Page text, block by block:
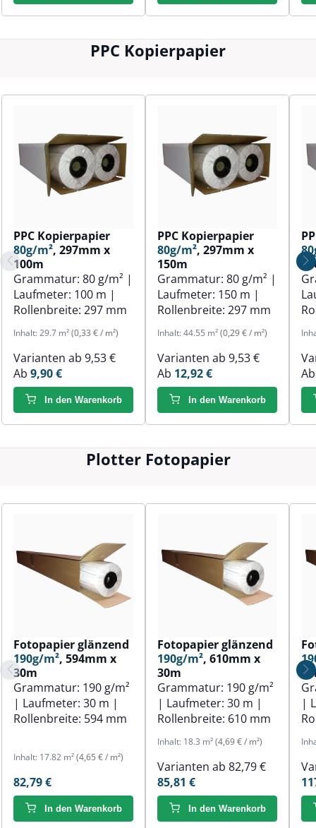
PPC Kopierpapier
PPC Kopierpapier
80g/m², 297mm x
100m
Grammatur: 80 g/m² |
Laufmeter: 100 m |
Rollenbreite: 297 mm
Inhalt: 29.7 m²(0,33 € / m²)
Varianten ab 9,53 €
Ab 9,90 €
In den Warenkorb
PPC Kopierpapier
80g/m², 297mm x
150m
Grammatur: 80 g/m² |
Laufmeter: 150 m |
Rollenbreite: 297 mm
Inhalt: 44.55 m²(0,29 € / m²)
Varianten ab 9,53 €
Ab 12,92 €
In den Warenkorb
Plotter Fotopapier
Fotopapier glänzend
190g/m², 594mm x
30m
Grammatur: 190 g/m²
| Laufmeter: 30 m |
Rollenbreite: 594 mm
Inhalt: 17.82 m²(4,65 € / m²)
82,79 €
In den Warenkorb
Fotopapier glänzend
190g/m², 610mm x
30m
Grammatur: 190 g/m²
| Laufmeter: 30 m |
Rollenbreite: 610 mm
Inhalt: 18.3 m²(4,69 € / m²)
Varianten ab 82,79 €
85,81 €
In den Warenkorb
|